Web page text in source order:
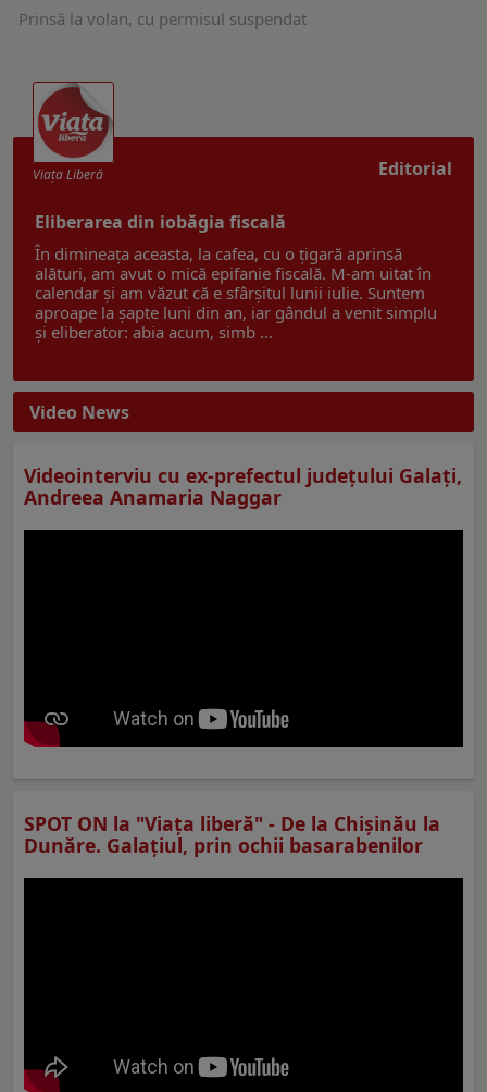
Prinsă la volan, cu permisul suspendat
Editorial
Viaţa Liberă
Eliberarea din iobăgia fiscală
În dimineața aceasta, la cafea, cu o țigară aprinsă
alături, am avut o mică epifanie fiscală. M-am uitat în
calendar și am văzut că e sfârșitul lunii iulie. Suntem
aproape la șapte luni din an, iar gândul a venit simplu
și eliberator: abia acum, simb ...
Video News
Videointerviu cu ex-prefectul judeţului Galaţi,
Andreea Anamaria Naggar
SPOT ON la "Viaţa liberă" - De la Chișinău la
Dunăre. Galațiul, prin ochii basarabenilor